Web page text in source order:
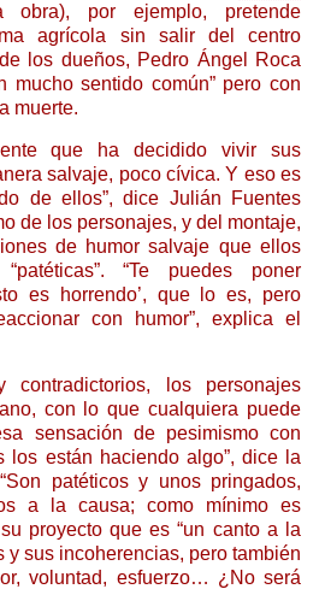
por ejemplo, pretende
agrícola sin salir del centro
los dueños, Pedro Ángel Roca
mucho sentido común” pero con
muerte.
que ha decidido vivir sus
salvaje, poco cívica. Y eso es
de ellos”, dice Julián Fuentes
de los personajes, y del montaje,
de humor salvaje que ellos
“Te puedes poner
es horrendo’, que lo es, pero
con humor”, explica el
contradictorios, los personajes
con lo que cualquiera puede
sensación de pesimismo con
los están haciendo algo”, dice la
patéticos y unos pringados,
a la causa; como mínimo es
proyecto que es “un canto a la
y sus incoherencias, pero también
voluntad, esfuerzo… ¿No será